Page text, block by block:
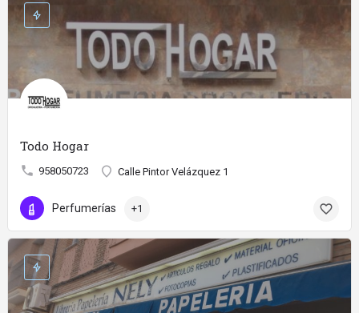
Todo Hogar
958050723 Calle Pintor Velázquez 1
Perfumerías +1